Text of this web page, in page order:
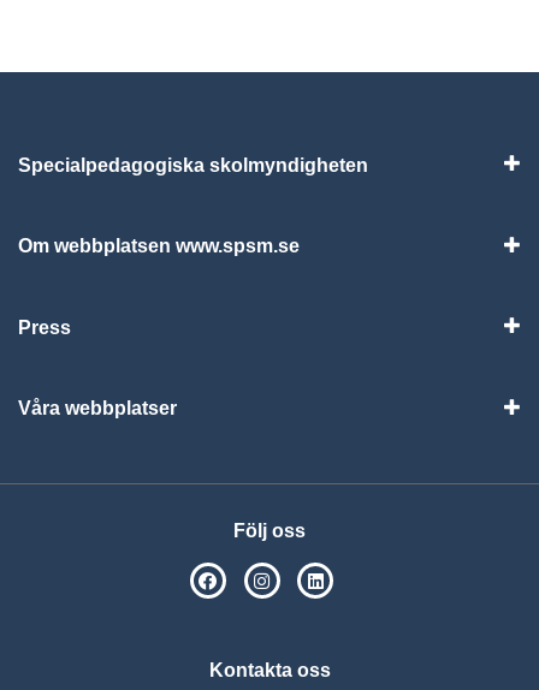
Specialpedagogiska skolmyndigheten
Om webbplatsen www.spsm.se
Press
Våra webbplatser
Följ oss
SPSM på Facebook
SPSM på Instagram
Kontakta oss